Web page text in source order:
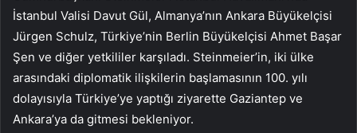
İstanbul Valisi Davut Gül, Almanya’nın Ankara Büyükelçisi
Jürgen Schulz, Türkiye’nin Berlin Büyükelçisi Ahmet Başar
Şen ve diğer yetkililer karşıladı. Steinmeier’in, iki ülke
arasındaki diplomatik ilişkilerin başlamasının 100. yılı
dolayısıyla Türkiye’ye yaptığı ziyarette Gaziantep ve
Ankara’ya da gitmesi bekleniyor.